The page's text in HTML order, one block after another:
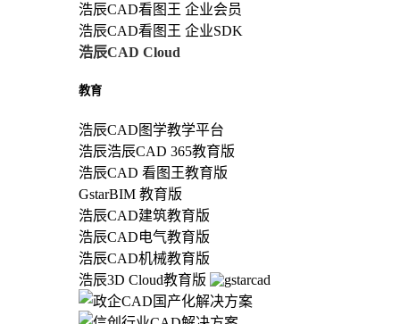
浩辰CAD看图王 企业会员
浩辰CAD看图王 企业SDK
浩辰CAD Cloud
教育
浩辰CAD图学教学平台
浩辰浩辰CAD 365教育版
浩辰CAD 看图王教育版
GstarBIM 教育版
浩辰CAD建筑教育版
浩辰CAD电气教育版
浩辰CAD机械教育版
浩辰3D Cloud教育版